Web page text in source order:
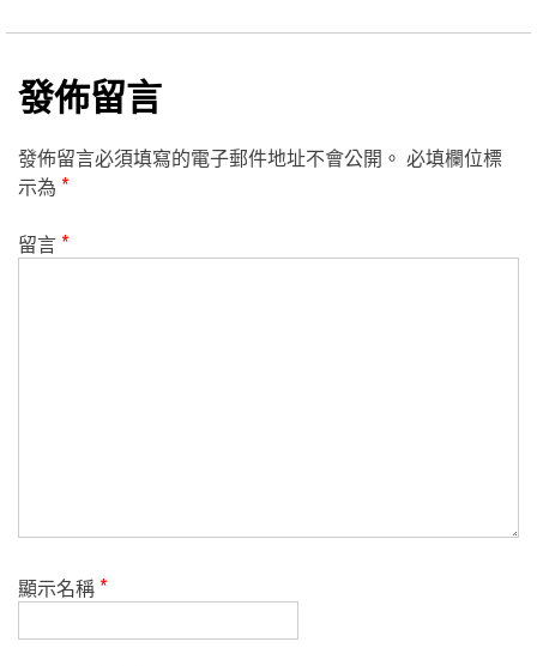
發佈留言
發佈留言必須填寫的電子郵件地址不會公開。 必填欄位標
示為 *
留言*
顯示名稱*